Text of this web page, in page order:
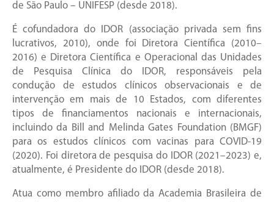
de São Paulo – UNIFESP (desde 2018).
É cofundadora do IDOR (associação privada sem fins
lucrativos, 2010), onde foi Diretora Científica (2010–
2016) e Diretora Científica e Operacional das Unidades
de Pesquisa Clínica do IDOR, responsáveis pela
condução de estudos clínicos observacionais e de
intervenção em mais de 10 Estados, com diferentes
tipos de financiamentos nacionais e internacionais,
incluindo da Bill and Melinda Gates Foundation (BMGF)
para os estudos clínicos com vacinas para COVID-19
(2020). Foi diretora de pesquisa do IDOR (2021–2023) e,
atualmente, é Presidente do IDOR (desde 2018).
Atua como membro afiliado da Academia Brasileira de